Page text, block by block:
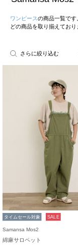
ワンピースの商品一覧です
どの商品を取り揃えており
さらに絞り込む
タイムセール対象 SALE
Samansa Mos2
綿麻サロペット